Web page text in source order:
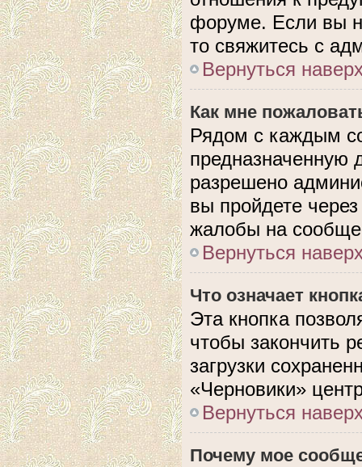
форуме. Если вы
то свяжитесь с
Вернуться
Как мне
Рядом с каждым
предназначенную
разрешено
вы пройдете
жалобы на
Вернуться
Что означает
Эта кнопка
чтобы закончить
загрузки
«Черновики»
Вернуться
Почему мое